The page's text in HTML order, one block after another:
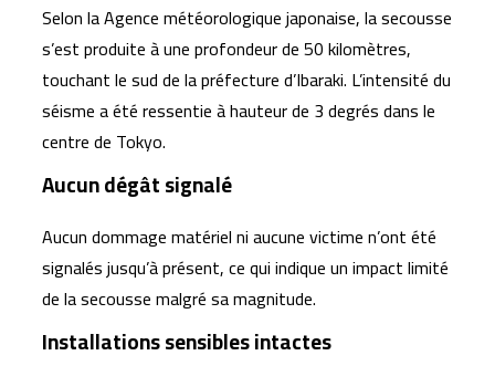
Selon laAgence météorologique japonaise, la secousse
s’est produite à une profondeur de 50 kilomètres,
touchant le sud de la préfecture d’Ibaraki. L’intensité du
séisme a été ressentie à hauteur de 3 degrés dans le
centre de Tokyo.
Aucun dégât signalé
Aucun dommage matériel ni aucune victime n’ont été
signalés jusqu’à présent, ce qui indique un impact limité
de la secousse malgré sa magnitude.
Installations sensibles intactes